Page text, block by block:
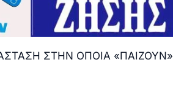
ΣΤΗΝ ΟΠΟΙΑ «ΠΑΙΖΟΥΝ»